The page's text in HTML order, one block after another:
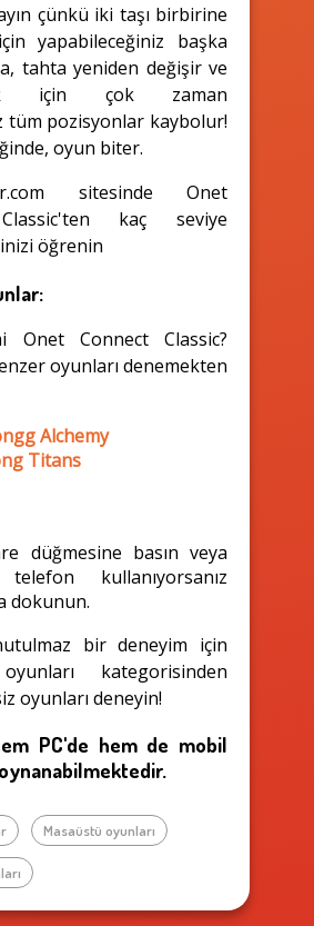
çünkü iki taşı birbirine
yapabileceğiniz başka
tahta yeniden değişir ve
için çok zaman
tüm pozisyonlar kaybolur!
oyun biter.
sitesinde Onet
kaç seviye
öğrenin
Onet Connect Classic?
oyunları denemekten
Alchemy
Titans
düğmesine basın veya
telefon kullanıyorsanız
dokunun.
bir deneyim için
kategorisinden
oyunları deneyin!
PC'de hem de mobil
Masaüstü oyunları